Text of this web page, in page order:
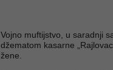
Vojno muftijstvo, u saradnji
džematom kasarne
žene.